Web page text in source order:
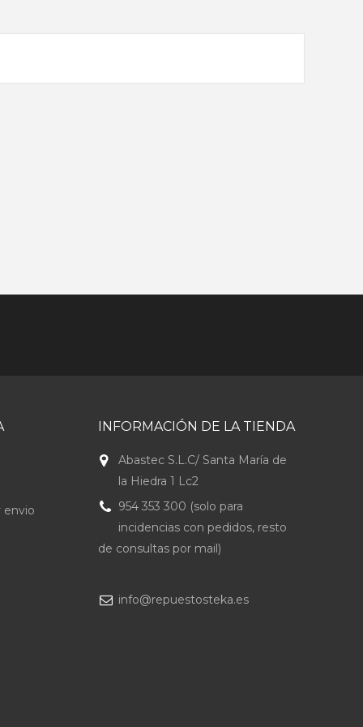
envio
INFORMACIÓN DE LA TIENDA
Abastec S.L.C/ Santa María de
la Hiedra 1 Lc2
954 353 300 (solo para
incidencias con pedidos, resto
de consultas por mail)
info@repuestosteka.es